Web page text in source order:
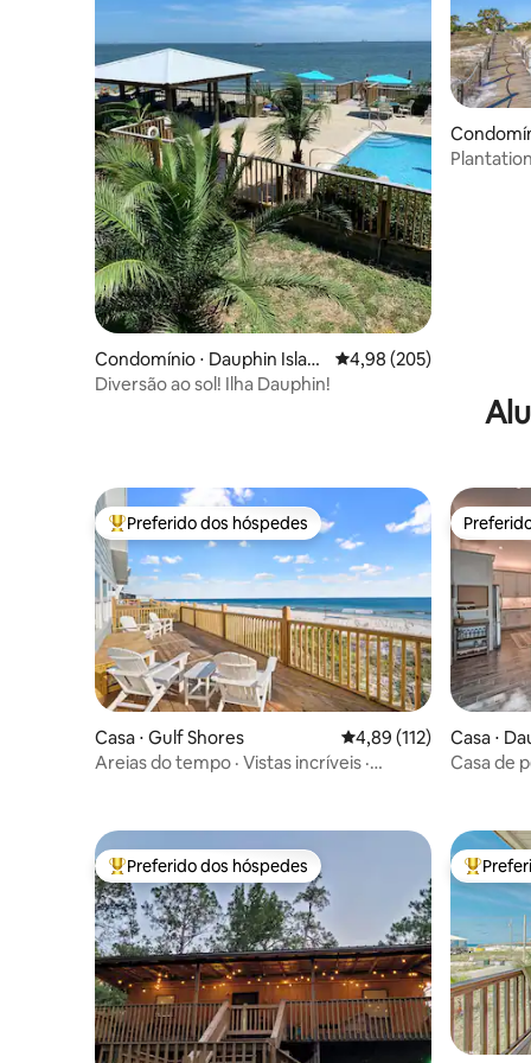
Condomínio ⋅ Dauphin Islan
d
4,98 de uma avaliação
4,98 (205)
Diversão ao sol! Ilha Dauphin!
Entre os melhores preferidos dos hóspedes
Preferido dos hóspedes
Casa ⋅ Gulf Shores 4,89 de uma avaliação
4,89 (112)
Areias do tempo · Vistas incríveis ·
Casa ⋅
Casa de
Entre os melhores preferidos dos hóspedes
Preferido dos hóspedes Entre